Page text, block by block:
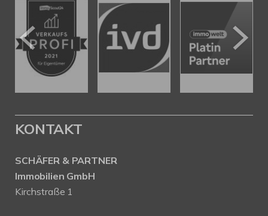
KONTAKT
SCHÄFER & PARTNER
Immobilien GmbH
Kirchstraße 1